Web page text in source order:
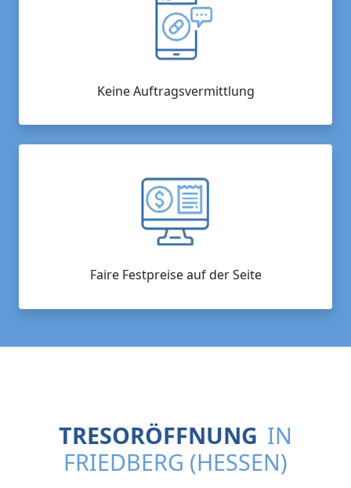
Keine Auftragsvermittlung
Faire Festpreise auf der Seite
TRESORÖFFNUNG IN
FRIEDBERG (HESSEN)